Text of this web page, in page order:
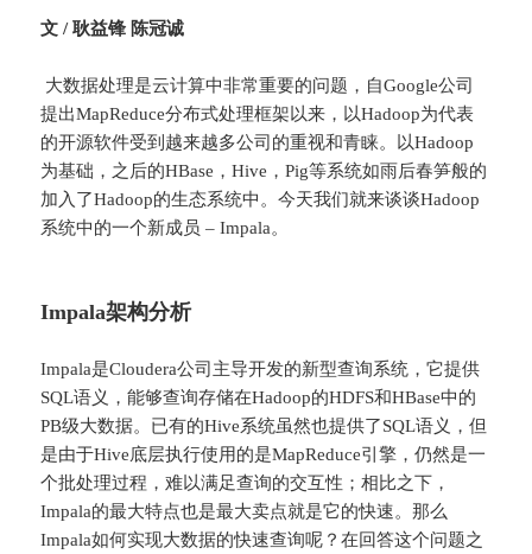
文 /耿益锋 陈冠诚
大数据处理是云计算中非常重要的问题，自Google公司
提出MapReduce分布式处理框架以来，以Hadoop为代表
的开源软件受到越来越多公司的重视和青睐。以Hadoop
为基础，之后的HBase，Hive，Pig等系统如雨后春笋般的
加入了Hadoop的生态系统中。今天我们就来谈谈Hadoop
系统中的一个新成员 – Impala。
Impala架构分析
Impala是Cloudera公司主导开发的新型查询系统，它提供
SQL语义，能够查询存储在Hadoop的HDFS和HBase中的
PB级大数据。已有的Hive系统虽然也提供了SQL语义，但
是由于Hive底层执行使用的是MapReduce引擎，仍然是一
个批处理过程，难以满足查询的交互性；相比之下，
Impala的最大特点也是最大卖点就是它的快速。那么
Impala如何实现大数据的快速查询呢？在回答这个问题之